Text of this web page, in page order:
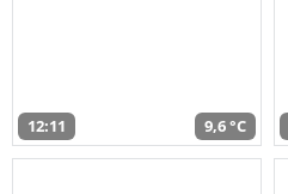
12:11 9,6 °C